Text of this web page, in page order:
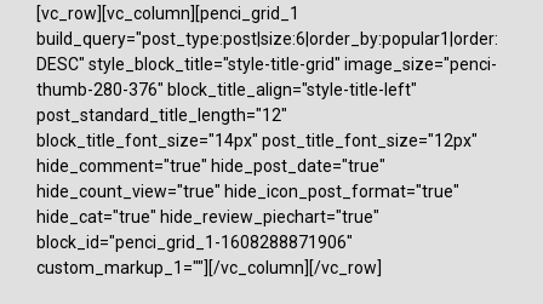
[vc_row][vc_column][penci_grid_1
build_query="post_type:post|size:6|order_by:popular1|order:
DESC" style_block_title="style-title-grid" image_size="penci-
thumb-280-376" block_title_align="style-title-left"
post_standard_title_length="12"
block_title_font_size="14px" post_title_font_size="12px"
hide_comment="true" hide_post_date="true"
hide_count_view="true" hide_icon_post_format="true"
hide_cat="true" hide_review_piechart="true"
block_id="penci_grid_1-1608288871906"
custom_markup_1=""][/vc_column][/vc_row]